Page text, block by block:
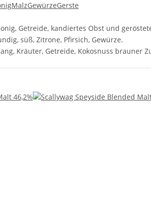
MalzGewürzeGerste
Getreide, kandiertes Obst und
süß, Zitrone, Pfirsich, Gewürze.
Kräuter, Getreide, Kokosnuss brauner